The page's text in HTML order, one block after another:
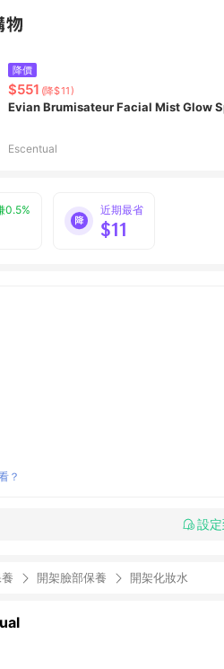
降價
$551 (降$11)
Evian Brumisateur Facial Mist Glow
Escentual
0.5% 近期最省
$11
？
設
開架臉部保養 開架化妝水